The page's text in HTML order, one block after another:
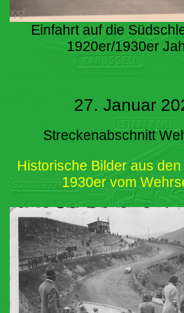
Einfahrt auf die
1920er/1930er
27. Januar
Streckenabschnitt
Historische Bilder aus
1930er vom